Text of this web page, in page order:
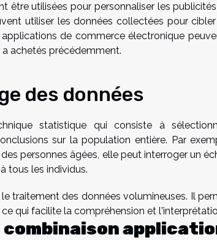
être utilisées pour personnaliser les
utiliser les données collectées pour
de commerce électronique
achetés précédemment.
des données
statistique qui consiste à
sur la population entière. Par
personnes âgées, elle peut interroger un
tous les individus.
traitement des données volumineuses. Il
qui facilite la compréhension et
combinaison